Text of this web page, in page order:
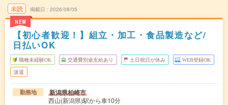
未読
NEW
掲載日 2026/08/05
【初心者歓迎！】組立・加工・食品製造など/
日払いOK
職種未経験OK 交通費別途支給あり 土日祝日が休み WEB登録OK
派遣
勤務地 新潟県柏崎市
西山(新潟県)駅から車10分